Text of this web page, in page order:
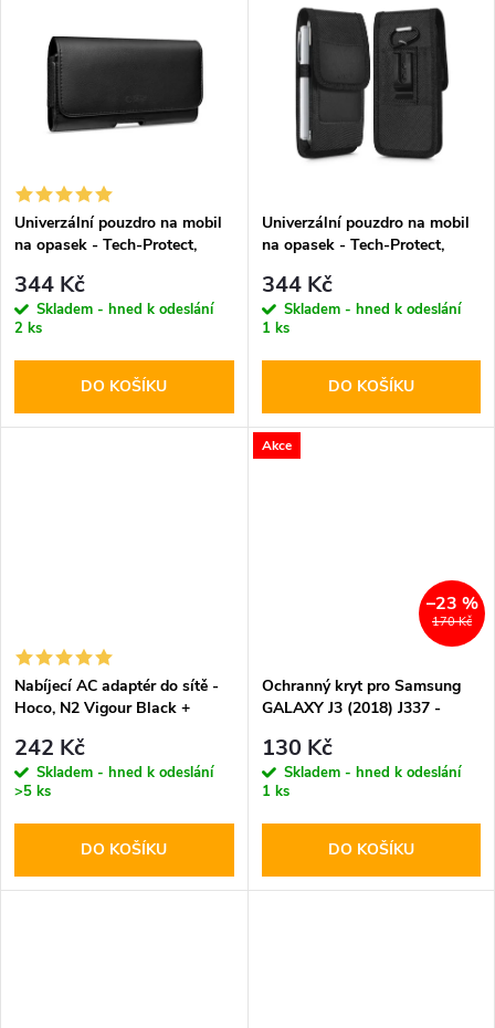
ů
Univerzální pouzdro na mobil
na opasek - Tech-Protect,
344 Kč
Skladem - hned k odeslání
2 ks
DO KOŠÍKU
Univerzální pouzdro na mobil
na opasek - Tech-Protect,
344 Kč
Skladem - hned k odeslání
1 ks
DO KOŠÍKU
Nabíjecí AC adaptér do sítě -
Hoco, N2 Vigour Black +
242 Kč
Skladem - hned k odeslání
>5 ks
DO KOŠÍKU
Akce
170 Kč
–23 %
Ochranný kryt pro Samsung
GALAXY J3 (2018) J337 -
130 Kč
Skladem - hned k odeslání
1 ks
DO KOŠÍKU